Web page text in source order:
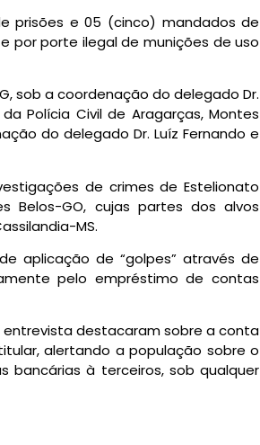
prisões e 05 (cinco) mandados de
por porte ilegal de munições de uso
sob a coordenação do delegado Dr.
Polícia Civil de Aragarças, Montes
do delegado Dr. Luíz Fernando e
de crimes de Estelionato
Belos-GO, cujas partes dos alvos
MS.
aplicação de “golpes” através de
pelo empréstimo de contas
entrevista destacaram sobre a conta
alertando a população sobre o
bancárias à terceiros, sob qualquer